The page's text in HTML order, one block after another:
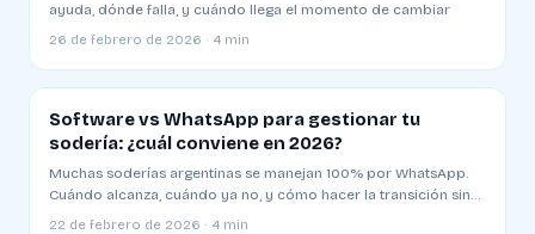
ayuda, dónde falla, y cuándo llega el momento de cambiar
26 de febrero de 2026 · 4 min
Software vs WhatsApp para gestionar tu
sodería: ¿cuál conviene en 2026?
Muchas soderías argentinas se manejan 100% por WhatsApp.
Cuándo alcanza, cuándo ya no, y cómo hacer la transición sin
romper todo
22 de febrero de 2026 · 4 min